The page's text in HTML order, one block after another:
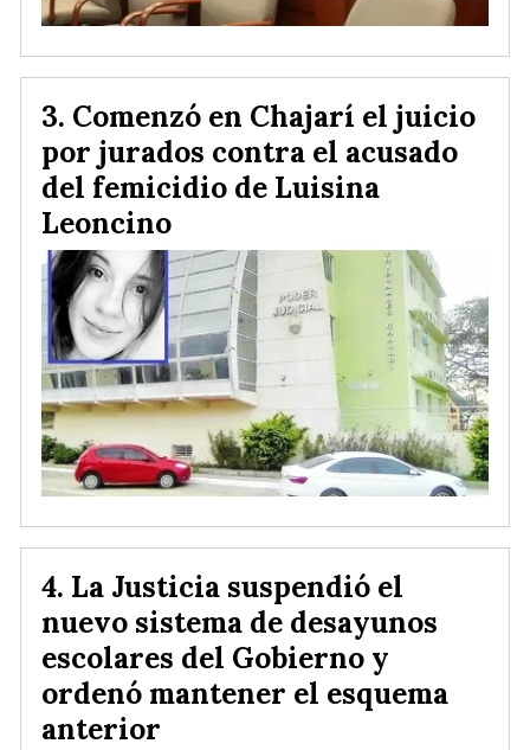
Comenzó en Chajarí el juicio
por jurados contra el acusado
del femicidio de Luisina
Leoncino
La Justicia suspendió el
nuevo sistema de desayunos
escolares del Gobierno y
ordenó mantener el esquema
anterior